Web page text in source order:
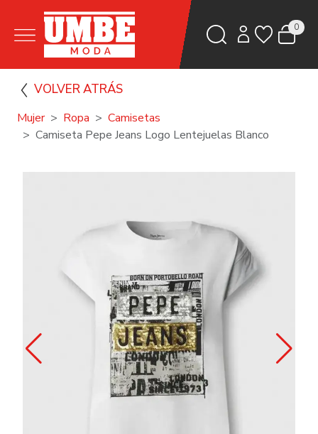
0
VOLVER ATRÁS
Mujer Ropa
Camisetas
Camiseta Pepe Jeans Logo Lentejuelas Blanco